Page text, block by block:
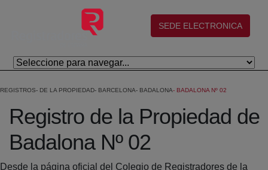
Saltar al contenido principal
(abre en nueva ventana)
SEDE ELECTRONICA
REGISTROS DE LA PROPIEDAD BARCELONA BADALONA BADALONA Nº 02
Registro de la Propiedad de
Badalona Nº 02
Desde la página oficial del Colegio de Registradores de la